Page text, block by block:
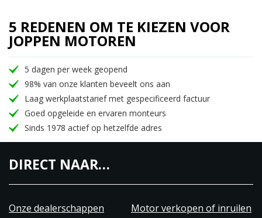
5 REDENEN OM TE KIEZEN VOOR
JOPPEN MOTOREN
5 dagen per week geopend
98% van onze klanten beveelt ons aan
Laag werkplaatstarief met gespecificeerd factuur
Goed opgeleide en ervaren monteurs
Sinds 1978 actief op hetzelfde adres
DIRECT NAAR…
Onze dealerschappen
Motor verkopen of inruilen